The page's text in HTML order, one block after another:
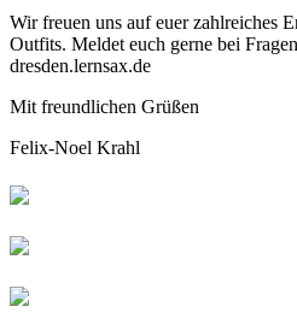
Wir freuen uns auf euer zahlreiches
Outfits. Meldet euch gerne bei
dresden.lernsax.de
Mit freundlichen Grüßen
Felix-Noel Krahl